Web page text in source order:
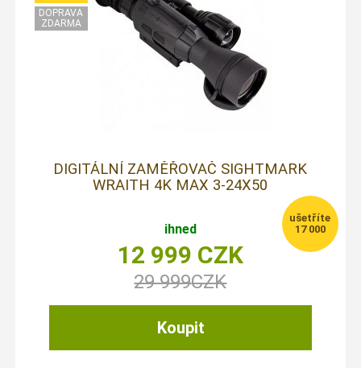
DIGITÁLNÍ ZAMĚŘOVAČ SIGHTMARK
WRAITH 4K MAX 3-24X50
ihned
12 999 CZK
17 000
29 999CZK